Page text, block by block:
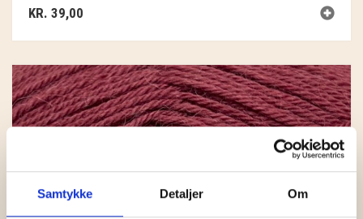
Samtykke Detaljer Om
KR. 39,00